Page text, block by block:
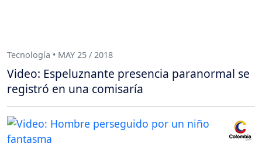
Tecnología • MAY 25 / 2018
Video: Espeluznante presencia paranormal se
registró en una comisaría